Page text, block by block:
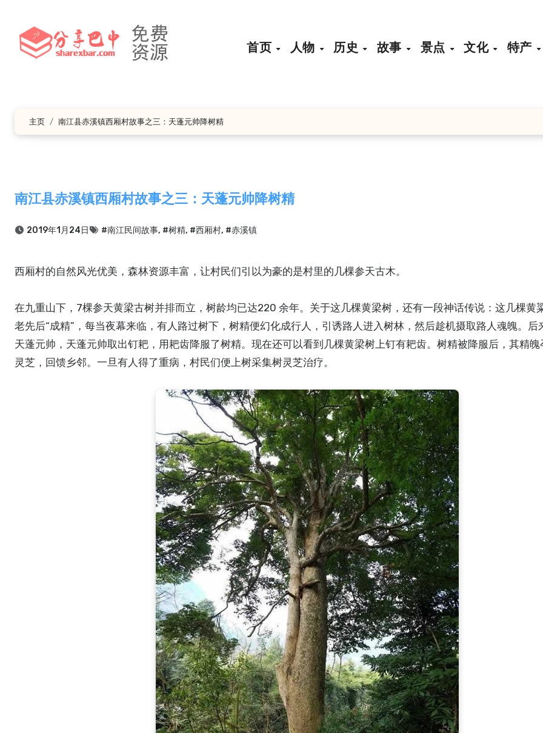
首页 人物 历史 故事 景点 文化 特产
主页 南江县赤溪镇西厢村故事之三：天蓬元帅降树精
南江县赤溪镇西厢村故事之三：天蓬元帅降树精
2019年1月24日 #南江民间故事, #树精, #西厢村, #赤溪镇
西厢村的自然风光优美，森林资源丰富，让村民们引以为豪的是村里的几棵参天古木。
在九重山下，7棵参天黄梁古树并排而立，树龄均已达220 余年。关于这几棵黄梁树，还有一段神话传说：这几棵黄
老先后“成精”，每当夜幕来临，有人路过树下，树精便幻化成行人，引诱路人进入树林，然后趁机摄取路人魂魄。后
天蓬元帅，天蓬元帅取出钉耙，用耙齿降服了树精。现在还可以看到几棵黄梁树上钉有耙齿。树精被降服后，其精
灵芝，回馈乡邻。一旦有人得了重病，村民们便上树采集树灵芝治疗。